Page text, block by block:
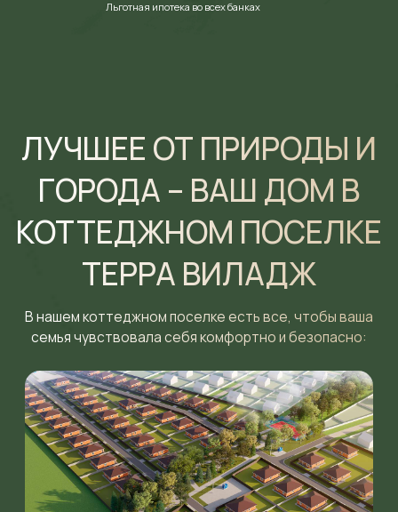
Льготная ипотека во всех банках
Все дома построены
в едином стиле
Представлены в нескольких
планировках и облицованы
семья чувствовала себя комфортно и безопасно:
Обсудить детали
Подробнее